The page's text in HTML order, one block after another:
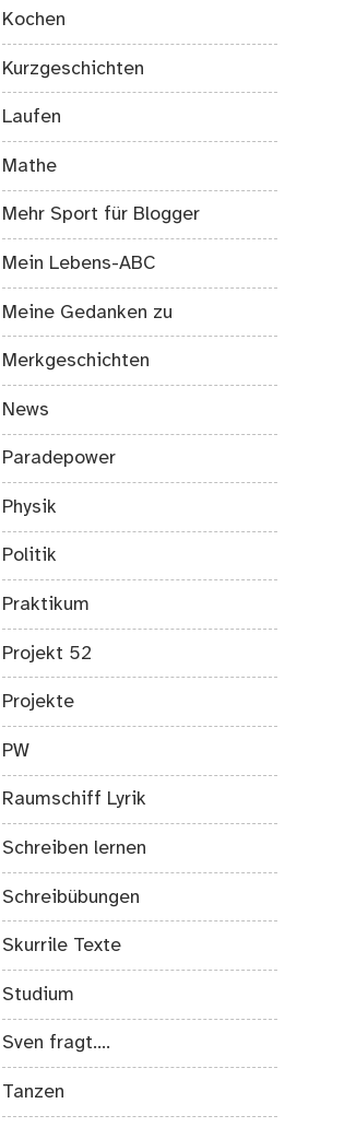
Kochen
Kurzgeschichten
Laufen
Mathe
Mehr Sport für Blogger
Mein Lebens-ABC
Meine Gedanken zu
Merkgeschichten
News
Paradepower
Physik
Politik
Praktikum
Projekt 52
Projekte
PW
Raumschiff Lyrik
Schreiben lernen
Schreibübungen
Skurrile Texte
Studium
Sven fragt….
Tanzen